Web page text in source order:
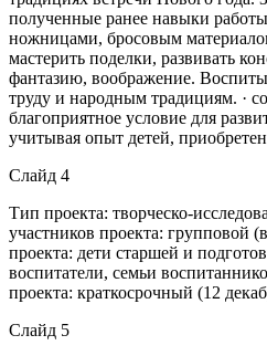
полученные ранее навыки
ножницами, бросовым
мастерить поделки, развивать
фантазию, воображение.
труду и народным традициям. ·
благоприятное условие для
учитывая опыт детей,
Слайд 4
Тип проекта: творческо-
участников проекта: групповой
проекта: дети старшей и
воспитатели, семьи
проекта: краткосрочный (12
Слайд 5